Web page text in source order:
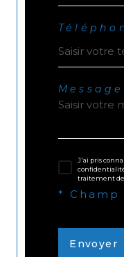
J'ai pris
traitement de
*
Envoyer